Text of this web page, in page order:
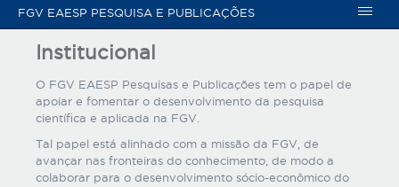
FGV EAESP PESQUISA E PUBLICAÇÕES
Institucional
O FGV EAESP Pesquisas e Publicações tem o papel de
apoiar e fomentar o desenvolvimento da pesquisa
científica e aplicada na FGV.
Tal papel está alinhado com a missão da FGV, de
avançar nas fronteiras do conhecimento, de modo a
colaborar para o desenvolvimento sócio-econômico do